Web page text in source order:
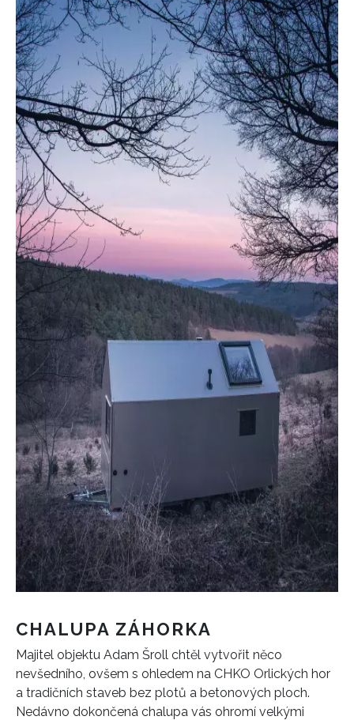
CHALUPA ZÁHORKA
Majitel objektu Adam Šroll chtěl vytvořit něco
nevšedního, ovšem s ohledem na CHKO Orlických hor
a tradičních staveb bez plotů a betonových ploch.
Nedávno dokončená chalupa vás ohromí velkými